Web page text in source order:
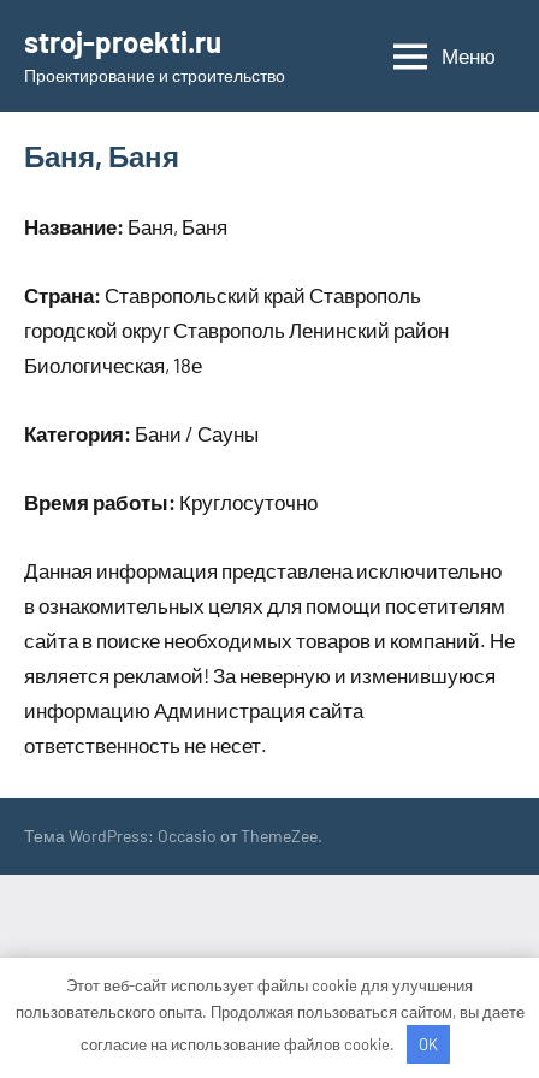
содержимому
stroj-proekti.ru
Проектирование и строительство
Меню
Баня, Баня
Название: Баня, Баня
Страна: Ставропольский край Ставрополь
городской округ Ставрополь Ленинский район
Биологическая, 18е
Категория: Бани / Сауны
Время работы: Круглосуточно
Данная информация представлена исключительно
в ознакомительных целях для помощи посетителям
сайта в поиске необходимых товаров и компаний. Не
является рекламой! За неверную и изменившуюся
информацию Администрация сайта
ответственность не несет.
Тема WordPress: Occasio от ThemeZee.
Этот веб-сайт использует файлы cookie для улучшения
пользовательского опыта. Продолжая пользоваться сайтом, вы даете
согласие на использование файлов cookie.
OK